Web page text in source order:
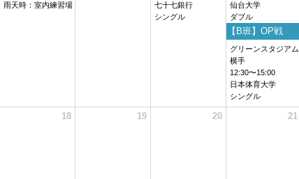
雨天時：室内練習場
七十七銀行
シングル
仙台大学
ダブル
【B班】OP戦
グリーンスタジアム
横手
12:30〜15:00
日本体育大学
シングル
18 19 20 21